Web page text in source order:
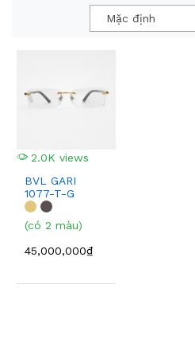
Mặc định
2.0K views
BVL GARI
1077-T-G
(có 2 màu)
45,000,000₫